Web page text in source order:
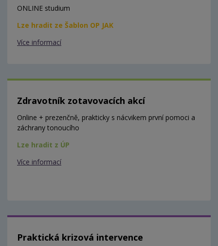
ONLINE studium
Lze hradit ze Šablon OP JAK
Více informací
Zdravotník zotavovacích akcí
Online + prezenčně, prakticky s nácvikem první pomoci a
záchrany tonoucího
Lze hradit z ÚP
Více informací
Praktická krizová intervence